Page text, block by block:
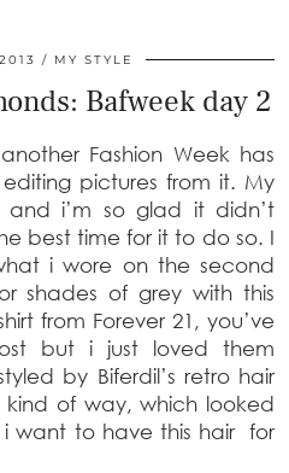
MY STYLE
Bafweek day 2
Fashion Week has
pictures from it. My
i’m so glad it didn’t
best time for it to do so. I
i wore on the second
shades of grey with this
from Forever 21, you’ve
but i just loved them
by Biferdil’s retro hair
of way, which looked
want to have this hair for